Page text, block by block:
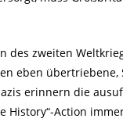
zweiten
eben
erinnern die
History“-Action